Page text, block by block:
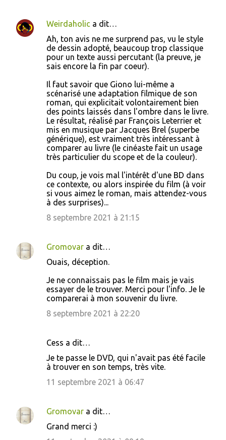
Weirdaholic a dit…
Ah, ton avis ne me surprend pas, vu le style
de dessin adopté, beaucoup trop classique
pour un texte aussi percutant (la preuve, je
sais encore la fin par coeur).
Il faut savoir que Giono lui-même a
scénarisé une adaptation filmique de son
roman, qui explicitait volontairement bien
des points laissés dans l'ombre dans le livre.
Le résultat, réalisé par François Leterrier et
mis en musique par Jacques Brel (superbe
générique), est vraiment très intéressant à
comparer au livre (le cinéaste fait un usage
très particulier du scope et de la couleur).
Du coup, je vois mal l'intérêt d'une BD dans
ce contexte, ou alors inspirée du film (à voir
si vous aimez le roman, mais attendez-vous
à des surprises)...
8 septembre 2021 à 21:15
Gromovar a dit…
Ouais, déception.
Je ne connaissais pas le film mais je vais
essayer de le trouver. Merci pour l'info. Je le
comparerai à mon souvenir du livre.
8 septembre 2021 à 22:20
Cess a dit…
Je te passe le DVD, qui n'avait pas été facile
à trouver en son temps, très vite.
11 septembre 2021 à 06:47
Gromovar a dit…
Grand merci :)